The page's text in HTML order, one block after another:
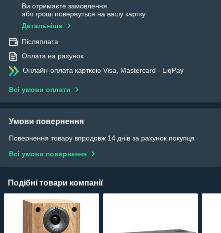
Ви отримаєте замовлення
або гроші повернуться на вашу картку
Детальніше
Післяплата
Оплата на рахунок
Онлайн-оплата карткою Visa, Mastercard - LiqPay
Всі умови оплати
Умови повернення
Повернення товару впродовж 14 днів за рахунок покупця
Всі умови повернення
Подібні товари компанії